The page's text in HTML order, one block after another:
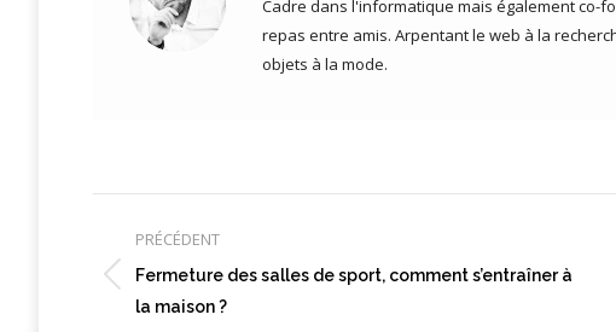
Cadre dans l'informatique mais également co-
repas entre amis. Arpentant le web à la
objets à la mode.
articlePRÉCÉDENT
Article
précédent
Fermeture des salles de sport, comment s’entraîner à
la maison ?